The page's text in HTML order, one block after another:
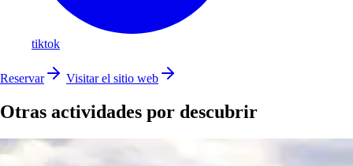
tiktok
Reservar Visitar el sitio web
Otras actividades por descubrir